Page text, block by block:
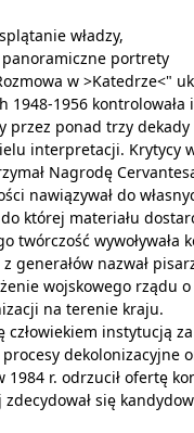
władzy,
portrety
w >Katedrze<"
1956 kontrolowała i
ponad trzy
interpretacji. Krytycy
Nagrodę
nawiązywał do
której materiału
twórczość
generałów nazwał
wojskowego
na terenie kraju.
człowiekiem instytucją
1984 r. odrzucił ofertę
się